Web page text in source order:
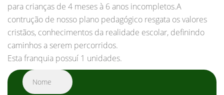
para crianças de 4 meses à 6 anos incompletos.A
contrução de nosso plano pedagógico resgata os valores
cristãos, conhecimentos da realidade escolar, definindo
caminhos a serem percorridos.
Esta franquia possuí 1 unidades.